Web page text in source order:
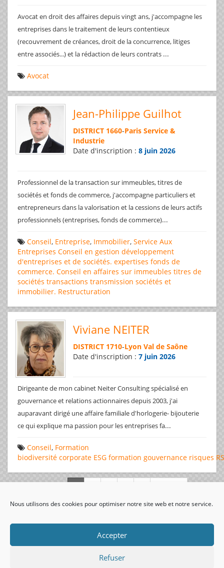
Nous utilisons des cookies pour optimiser notre site web et notre service.
Accepter
Refuser
Avocat en droit des affaires depuis vingt ans, j'accompagne les
entreprises dans le traitement de leurs contentieux
(recouvrement de créances, droit de la concurrence, litiges
entre associés...) et la rédaction de leurs contrats ...
Avocat
Jean-Philippe Guilhot
DISTRICT 1660-Paris Service &
Industrie
Date d'inscription : 8 juin 2026
Professionnel de la transaction sur immeubles, titres de
sociétés et fonds de commerce, j'accompagne particuliers et
entrepreneurs dans la valorisation et la cessions de leurs actifs
professionnels (entreprises, fonds de commerce)...
Conseil, Entreprise, Immobilier, Service Aux
Entreprises Conseil en gestion développement
d'entreprises et de sociétés. expertises fonds de
commerce. Conseil en affaires sur immeubles titres de
sociétés transactions transmission sociétés et
immobilier. Restructuration
Viviane NEITER
DISTRICT 1710-Lyon Val de Saône
Date d'inscription : 7 juin 2026
Dirigeante de mon cabinet Neiter Consulting spécialisé en
gouvernance et relations actionnaires depuis 2003, j'ai
auparavant dirigé une affaire familiale d'horlogerie- bijouterie
ce qui explique ma passion pour les entreprises fa...
Conseil, Formation
biodiversité corporate ESG formation gouvernance risques
visiteurs uniques: